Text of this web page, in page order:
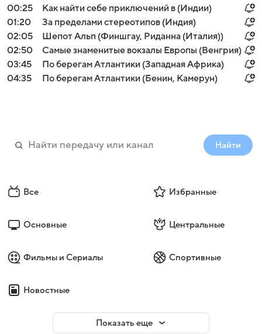
00:25
Как найти себе приключений в (Индии)
01:20
За пределами стереотипов (Индия)
02:05
Шепот Альп (Финшгау, Риданна (Италия))
02:50
Самые знаменитые вокзалы Европы (Венгрия)
03:45
По берегам Атлантики (Западная Африка)
04:35
По берегам Атлантики (Бенин, Камерун)
Найти
Все Избранные
Основные Центральные
Фильмы и Сериалы Спортивные
Новостные
Показать еще